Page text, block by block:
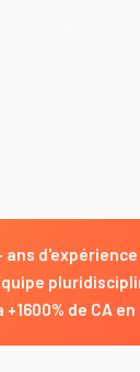
ans
de CA